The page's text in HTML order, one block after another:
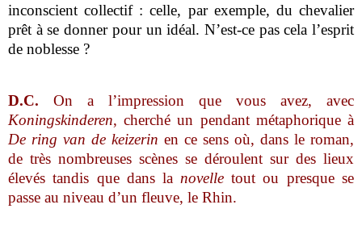
inconscient collectif : celle, par exemple, du chevalier
prêt à se donner pour un idéal. N’est-ce pas cela l’esprit
de noblesse ?
D.C. On a l’impression que vous avez, avec
Koningskinderen, cherché un pendant métaphorique à
De ring van de keizerin en ce sens où, dans le roman,
de très nombreuses scènes se déroulent sur des lieux
élevés tandis que dans la novelle tout ou presque se
passe au niveau d’un fleuve, le Rhin.